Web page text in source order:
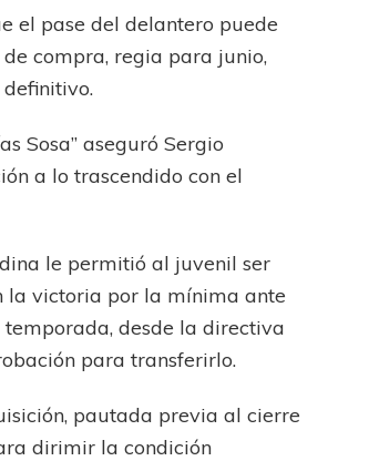
transferir
a
Matías
el pase del delantero puede
compra, regia para junio,
Sosa” aseguró Sergio
a lo trascendido con el
le permitió al juvenil ser
la victoria por la mínima ante
desde la directiva
para transferirlo.
pautada previa al cierre
dirimir la condición